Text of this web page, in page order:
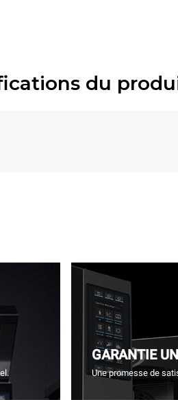
du
GARANTIE
Une promesse de